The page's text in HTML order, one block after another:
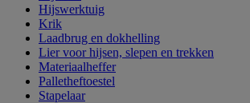
Hijswerktuig
Krik
Laadbrug en dokhelling
Lier voor hijsen, slepen en trekken
Materiaalheffer
Palletheftoestel
Stapelaar